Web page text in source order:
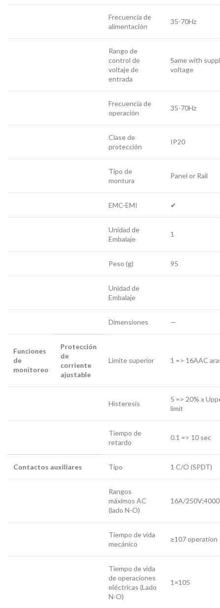
Frecuencia de
alimentación
35-70Hz
Rango de
control de
voltaje de
entrada
Same with
voltage
Frecuencia de
operación
35-70Hz
Clase de
protección
IP20
Tipo de
montura
Panel or Rail
EMC-EMI ✔
Unidad de
Embalaje
1
Peso (g) 95
Unidad de
Embalaje
Dimensiones —
Funciones
de
monitoreo
Protección
de
corriente
ajustable
Limite superior 1 => 16AAC
Histeresis
5 => 20% x
limit
Tiempo de
retardo
0.1 => 10 sec
Contactos auxiliares Tipo 1 C/O (SPDT)
Rangos
máximos AC
(lado N-O)
16A/
Tiempo de vida
mecánico
≥107 operation
Tiempo de vida
de operaciones
eléctricas (Lado
N-O)
1×105